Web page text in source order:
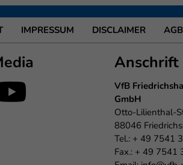
AGB
DISCLAIMER
IMPRESSUM
VfB
GmbH
Otto-Lilienthal-
88046
Tel.: + 49 7541
Fax.: + 49 7541